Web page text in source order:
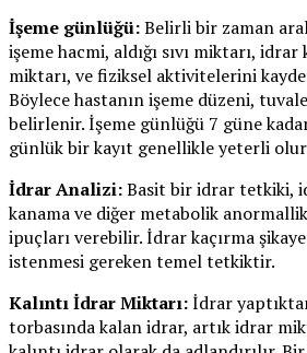
İşeme günlüğü:Belirli bir zaman
işeme hacmi, aldığı sıvı miktarı, idrar
miktarı, ve fiziksel aktivitelerini
Böylece hastanın işeme düzeni,
belirlenir. İşeme günlüğü 7 güne
günlük bir kayıt genellikle yeterli
İdrar Analizi:Basit bir idrar tetkiki,
kanama ve diğer metabolik
ipuçları verebilir. İdrar kaçırma
istenmesi gereken temel tetkiktir.
Kalıntı İdrar Miktarı:İdrar
torbasında kalan idrar, artık idrar